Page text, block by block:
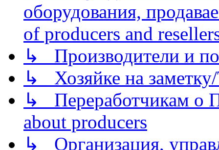
оборудования,
of producers and
↳ Производители и
↳ Хозяйке на
↳ Переработчикам о
about producers
↳ Организация,